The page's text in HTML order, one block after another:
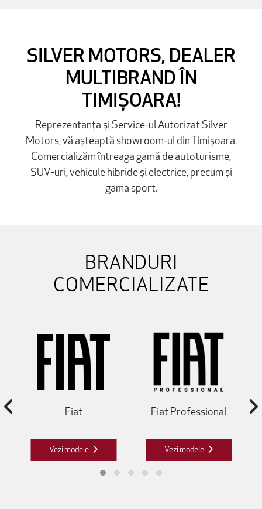
SILVER MOTORS, DEALER
MULTIBRAND ÎN
TIMIȘOARA!
Reprezentanța și Service-ul Autorizat Silver
Motors, vă așteaptă showroom-ul din Timișoara.
Comercializăm întreaga gamă de autoturisme,
SUV-uri, vehicule hibride și electrice, precum și
gama sport.
BRANDURI
COMERCIALIZATE
Fiat
Vezi modele
Fiat Professional
Vezi modele